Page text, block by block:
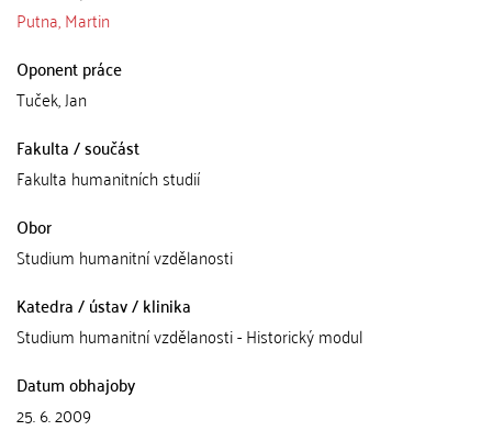
Putna, Martin
Oponent práce
Tuček, Jan
Fakulta / součást
Fakulta humanitních studií
Obor
Studium humanitní vzdělanosti
Katedra / ústav / klinika
Studium humanitní vzdělanosti - Historický modul
Datum obhajoby
25. 6. 2009